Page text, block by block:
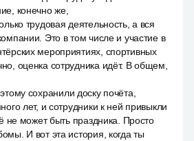
конечно же,
трудовая деятельность, а вся
Это в том числе и участие в
мероприятиях, спортивных
оценка сотрудника идёт. В общем,
сохранили доску почёта,
лет, и сотрудники к ней привыкли
не может быть праздника. Просто
И вот эта история, когда ты